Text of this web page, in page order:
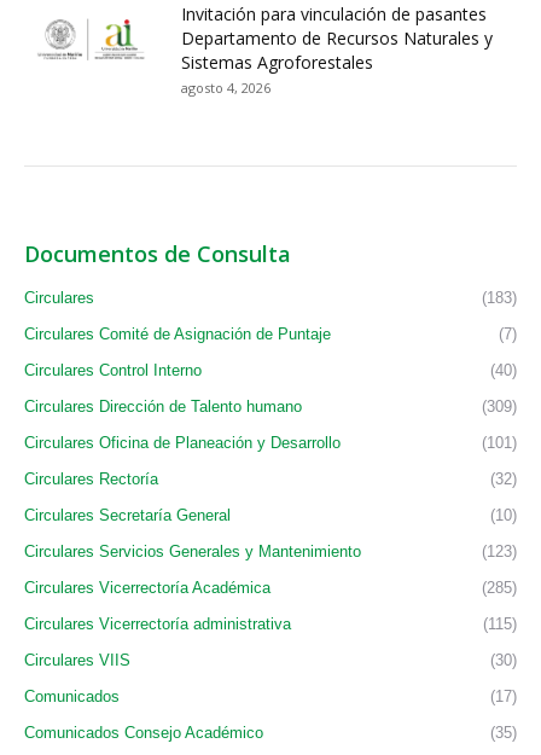
Invitación para vinculación de pasantes
Departamento de Recursos Naturales y
Sistemas Agroforestales
agosto 4, 2026
Documentos de Consulta
Circulares
(183)
Circulares Comité de Asignación de Puntaje
(7)
Circulares Control Interno
(40)
Circulares Dirección de Talento humano
(309)
Circulares Oficina de Planeación y Desarrollo
(101)
Circulares Rectoría
(32)
Circulares Secretaría General
(10)
Circulares Servicios Generales y Mantenimiento
(123)
Circulares Vicerrectoría Académica
(285)
Circulares Vicerrectoría administrativa
(115)
Circulares VIIS
(30)
Comunicados
(17)
Comunicados Consejo Académico
(35)